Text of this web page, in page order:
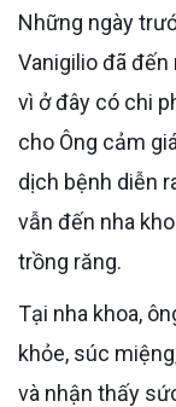
Những ngày trước khi dịch Covid-19 bùng lên ông
Vanigilio đã đến
vì ở đây có chi
cho Ông cảm
dịch bệnh diễn
vẫn đến nha
trồng răng.
Tại nha khoa, ông được đo thân nhiệt, khai báo sức
khỏe, súc
và nhận thấy